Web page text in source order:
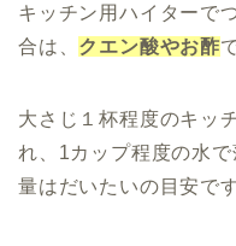
キッチン用ハイターで
合は、 クエン酸やお酢
大さじ１杯程度のキッ
れ、1カップ程度の水
量はだいたいの目安で